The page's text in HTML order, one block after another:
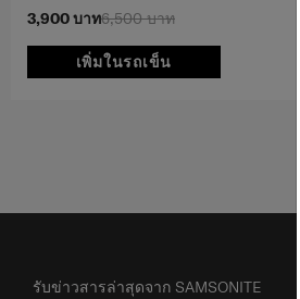
6,500 บาท
3,900 บาท
เพิ่มในรถเข็น
รับข่าวสารล่าสุดจาก SAMSONITE